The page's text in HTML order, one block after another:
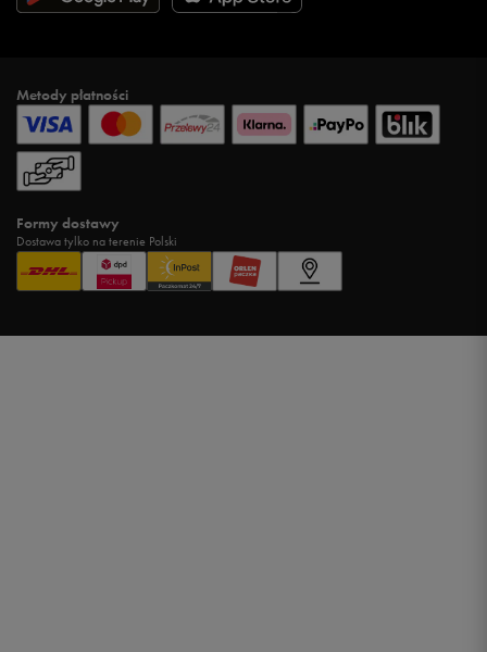
Metody płatności
Formy dostawy
Dostawa tylko na terenie Polski